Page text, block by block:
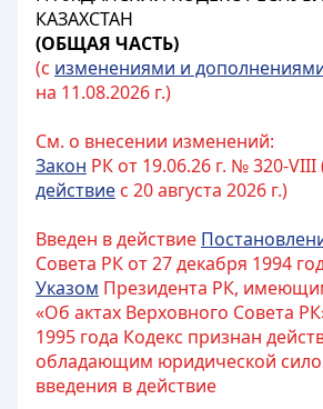
КАЗАХСТАН
(ОБЩАЯ ЧАСТЬ)
(с изменениями и
на 11.08.2026 г.)
См. о внесении изменений:
Закон РК от 19.06.26 г. № 320-VIII
действие с 20 августа 2026 г.)
Введен в действие
Совета РК от 27 декабря 1994
Указом Президента РК,
«Об актах Верховного Совета
1995 года Кодекс признан
обладающим юридической
введения в действие